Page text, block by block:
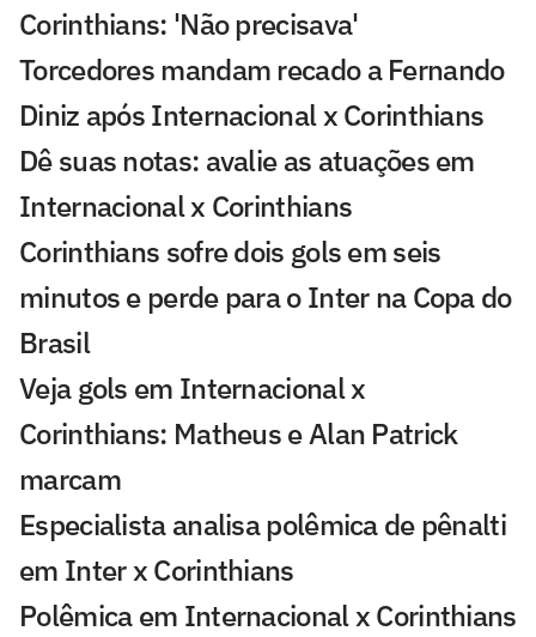
Corinthians: 'Não precisava'
Torcedores mandam recado a Fernando
Diniz após Internacional x Corinthians
Dê suas notas: avalie as atuações em
Internacional x Corinthians
Corinthians sofre dois gols em seis
minutos e perde para o Inter na Copa do
Brasil
Veja gols em Internacional x
Corinthians: Matheus e Alan Patrick
marcam
Especialista analisa polêmica de pênalti
em Inter x Corinthians
Polêmica em Internacional x Corinthians